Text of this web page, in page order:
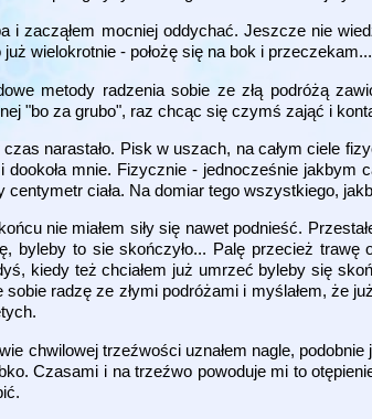
i zacząłem mocniej oddychać. Jeszcze nie
już wielokrotnie - położę się na bok i
metody radzenia sobie ze złą podróżą
"bo za grubo", raz chcąc się czymś zająć i
narastało. Pisk w uszach, na całym ciele
dookoła mnie. Fizycznie - jednocześnie jakbym
centymetr ciała. Na domiar tego wszystkiego,
nie miałem siły się nawet podnieść.
byleby to sie skończyło... Palę przecież trawę
kiedy też chciałem już umrzeć byleby się
sobie radzę ze złymi podróżami i myślałem, że
chwilowej trzeźwości uznałem nagle,
Czasami i na trzeźwo powoduje mi to